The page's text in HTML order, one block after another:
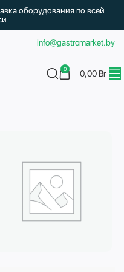
info@gastromarket.by
0 0,00 Br
оборудования по всей